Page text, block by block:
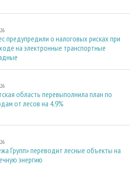
предупредили о налоговых рисках при
на электронные транспортные
область перевыполнила план по
от лесов на 4,9%
Групп» переводит лесные объекты на
энергию